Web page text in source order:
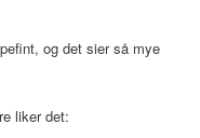
og det sier så mye
liker det: